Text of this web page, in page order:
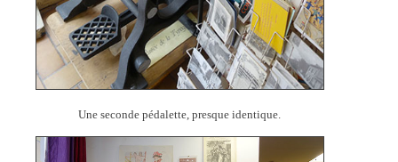
Une seconde pédalette, presque identique.